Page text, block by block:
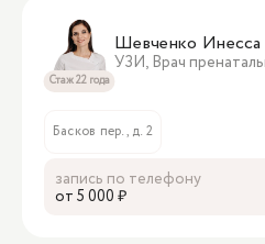
Стаж 22 года
Шевченко
УЗИ, Врач
Басков пер., д. 2
запись по телефону
oт 5 000 ₽